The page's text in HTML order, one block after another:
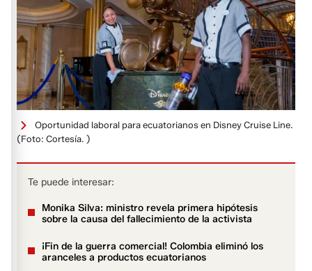
Oportunidad laboral para ecuatorianos en Disney Cruise Line.
(Foto: Cortesía. )
Te puede interesar:
Monika Silva: ministro revela primera hipótesis
sobre la causa del fallecimiento de la activista
¡Fin de la guerra comercial! Colombia eliminó los
aranceles a productos ecuatorianos